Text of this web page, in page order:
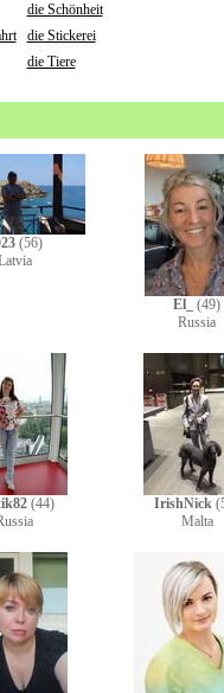
die Schönheit
die Stickerei
die Tiere
(56)
El_
(49)
Russia
(44)
IrishNick
Malta